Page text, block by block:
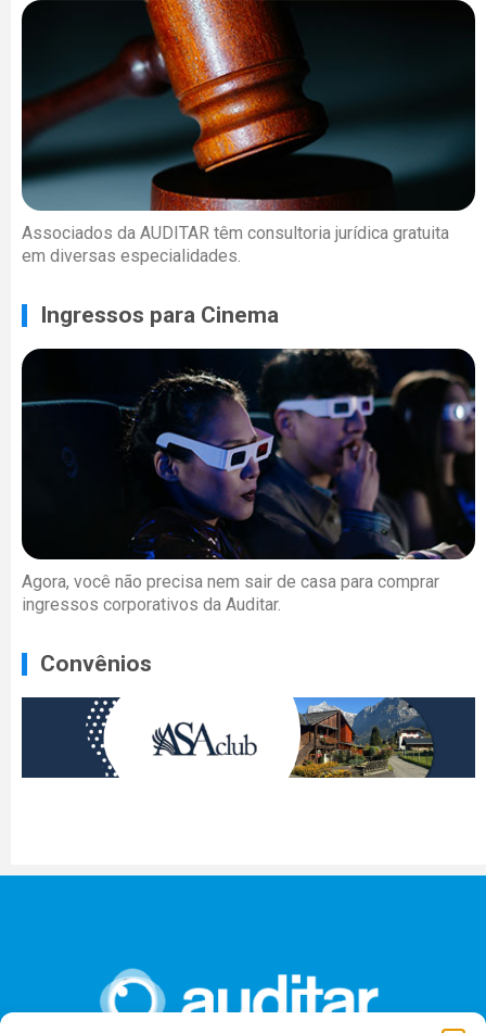
Associados da AUDITAR têm consultoria jurídica gratuita
em diversas especialidades.
Ingressos para Cinema
Agora, você não precisa nem sair de casa para comprar
ingressos corporativos da Auditar.
Convênios